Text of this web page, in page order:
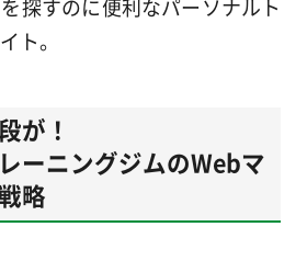
探すのに便利なパーソナルト
ト。
が！
ーニングジムのWebマ
略